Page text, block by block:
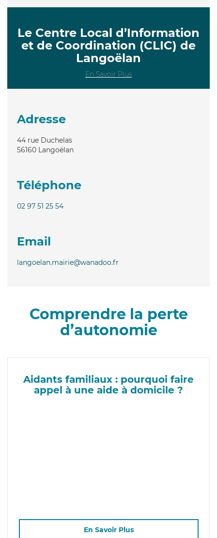
Le Centre Local d’Information
et de Coordination (CLIC) de
Langoëlan
En Savoir Plus
Adresse
44 rue Duchelas
56160 Langoëlan
Téléphone
02 97 51 25 54
Email
langoelan.mairie@wanadoo.fr
Comprendre la perte
d’autonomie
Aidants familiaux : pourquoi faire
appel à une aide à domicile ?
En Savoir Plus